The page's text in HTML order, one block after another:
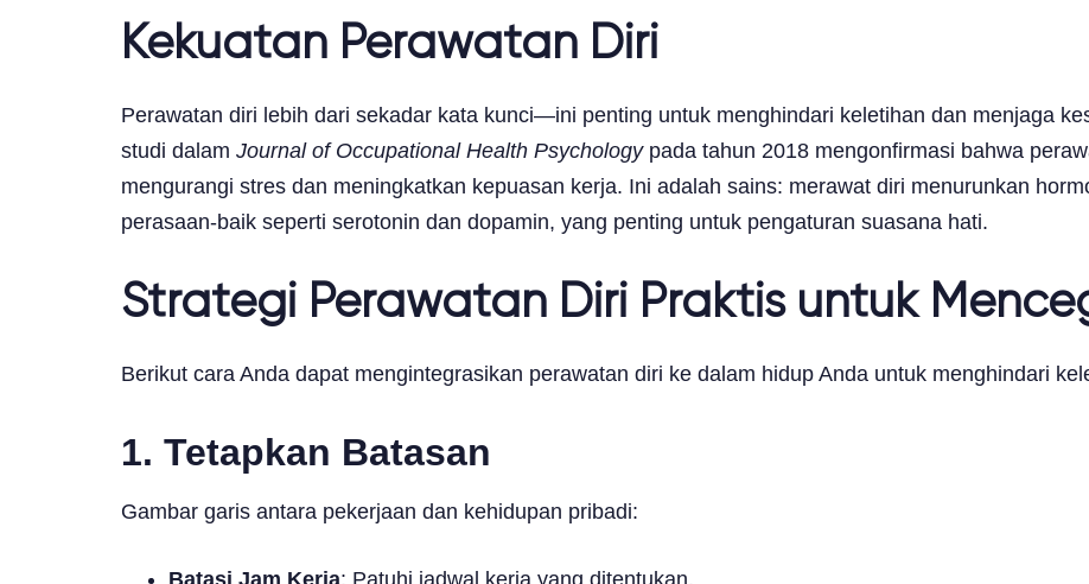
Kekuatan Perawatan Diri
Perawatan diri lebih dari sekadar kata kunci—ini penting untuk menghindari keletihan dan menjaga
studi dalam Journal of Occupational Health Psychologypada tahun 2018 mengonfirmasi bahwa
mengurangi stres dan meningkatkan kepuasan kerja. Ini adalah sains: merawat diri menurunkan
perasaan-baik seperti serotonin dan dopamin, yang penting untuk pengaturan suasana hati.
Strategi Perawatan Diri Praktis untuk
Berikut cara Anda dapat mengintegrasikan perawatan diri ke dalam hidup Anda untuk menghindari
1. Tetapkan Batasan
Gambar garis antara pekerjaan dan kehidupan pribadi: